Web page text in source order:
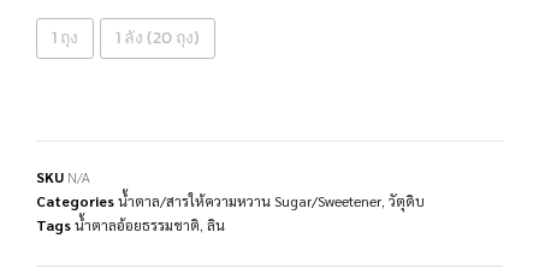
1 ถุง 1 ลัง (20 ถุง)
SKU N/A
Categoriesน้ำตาล/สารให้ความหวาน Sugar/Sweetener, วัตุดิบ
Tagsน้ำตาลอ้อยธรรมชาติ ลิน